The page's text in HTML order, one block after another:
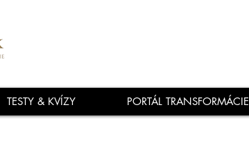
TESTY & KVÍZY PORTÁL TRANSFORMÁCIE